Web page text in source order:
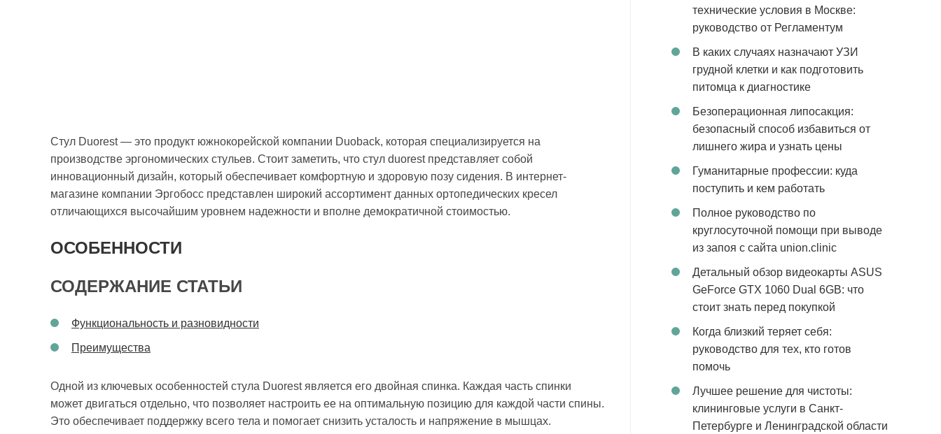
Стул Duorest — это продукт южнокорейской компании Duoback, которая специализируется на
производстве эргономических стульев. Стоит заметить, что стул duorest представляет собой
инновационный дизайн, который обеспечивает комфортную и здоровую позу сидения. В интернет-
магазине компании Эргобосс представлен широкий ассортимент данных ортопедических кресел
отличающихся высочайшим уровнем надежности и вполне демократичной стоимостью.
ОСОБЕННОСТИ
СОДЕРЖАНИЕ СТАТЬИ
Функциональность и разновидности
Преимущества
Одной из ключевых особенностей стула Duorest является его двойная спинка. Каждая часть спинки
может двигаться отдельно, что позволяет настроить ее на оптимальную позицию для каждой части спины.
Это обеспечивает поддержку всего тела и помогает снизить усталость и напряжение в мышцах.
технические условия в Москве:
руководство от Регламентум
В каких случаях назначают УЗИ
грудной клетки и как подготовить
питомца к диагностике
Безоперационная липосакция:
безопасный способ избавиться от
лишнего жира и узнать цены
Гуманитарные профессии: куда
поступить и кем работать
Полное руководство по
круглосуточной помощи при выводе
из запоя с сайта union.clinic
Детальный обзор видеокарты ASUS
GeForce GTX 1060 Dual 6GB: что
стоит знать перед покупкой
Когда близкий теряет себя:
руководство для тех, кто готов
помочь
Лучшее решение для чистоты:
клининговые услуги в Санкт-
Петербурге и Ленинградской области